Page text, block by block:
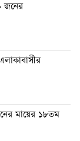
জনের
মায়ের ১৮তম